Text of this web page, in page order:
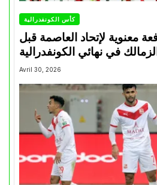
كأس الكونفدرالية
معنوية لإتحاد العاصمة قبل
في نهائي الكونفدرالية
Avril 30, 2026